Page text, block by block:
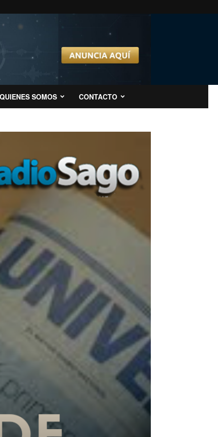
QUIENES SOMOS CONTACTO